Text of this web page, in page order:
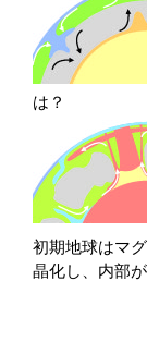
は？
初期地球はマ
晶化し、内部